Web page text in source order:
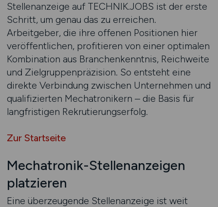
Stellenanzeige auf TECHNIK.JOBS ist der erste
Schritt, um genau das zu erreichen.
Arbeitgeber, die ihre offenen Positionen hier
veröffentlichen, profitieren von einer optimalen
Kombination aus Branchenkenntnis, Reichweite
und Zielgruppenpräzision. So entsteht eine
direkte Verbindung zwischen Unternehmen und
qualifizierten Mechatronikern – die Basis für
langfristigen Rekrutierungserfolg.
Zur Startseite
Mechatronik-Stellenanzeigen
platzieren
Eine überzeugende Stellenanzeige ist weit